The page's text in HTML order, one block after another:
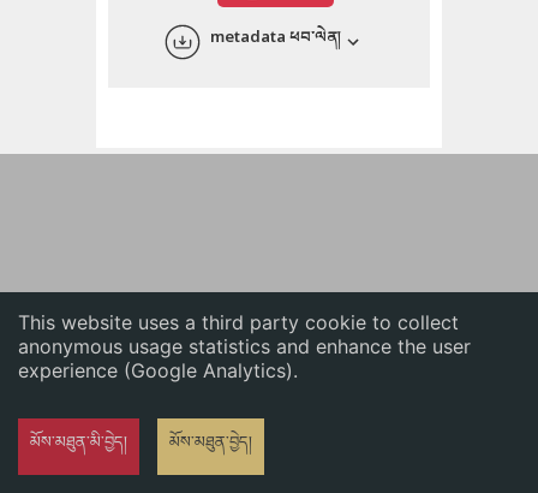
This website uses a third party cookie to collect
anonymous usage statistics and enhance the user
experience (Google Analytics).
མོས་མཐུན་མི་བྱེད། མོས་མཐུན་བྱེད།
metadata ཕབ་ལེན།